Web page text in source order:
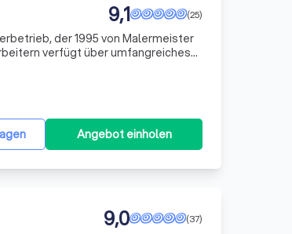
(25)
9,1
der 1995 von Malermeister
verfügt über umfangreiches
Angebot einholen
(37)
9,0